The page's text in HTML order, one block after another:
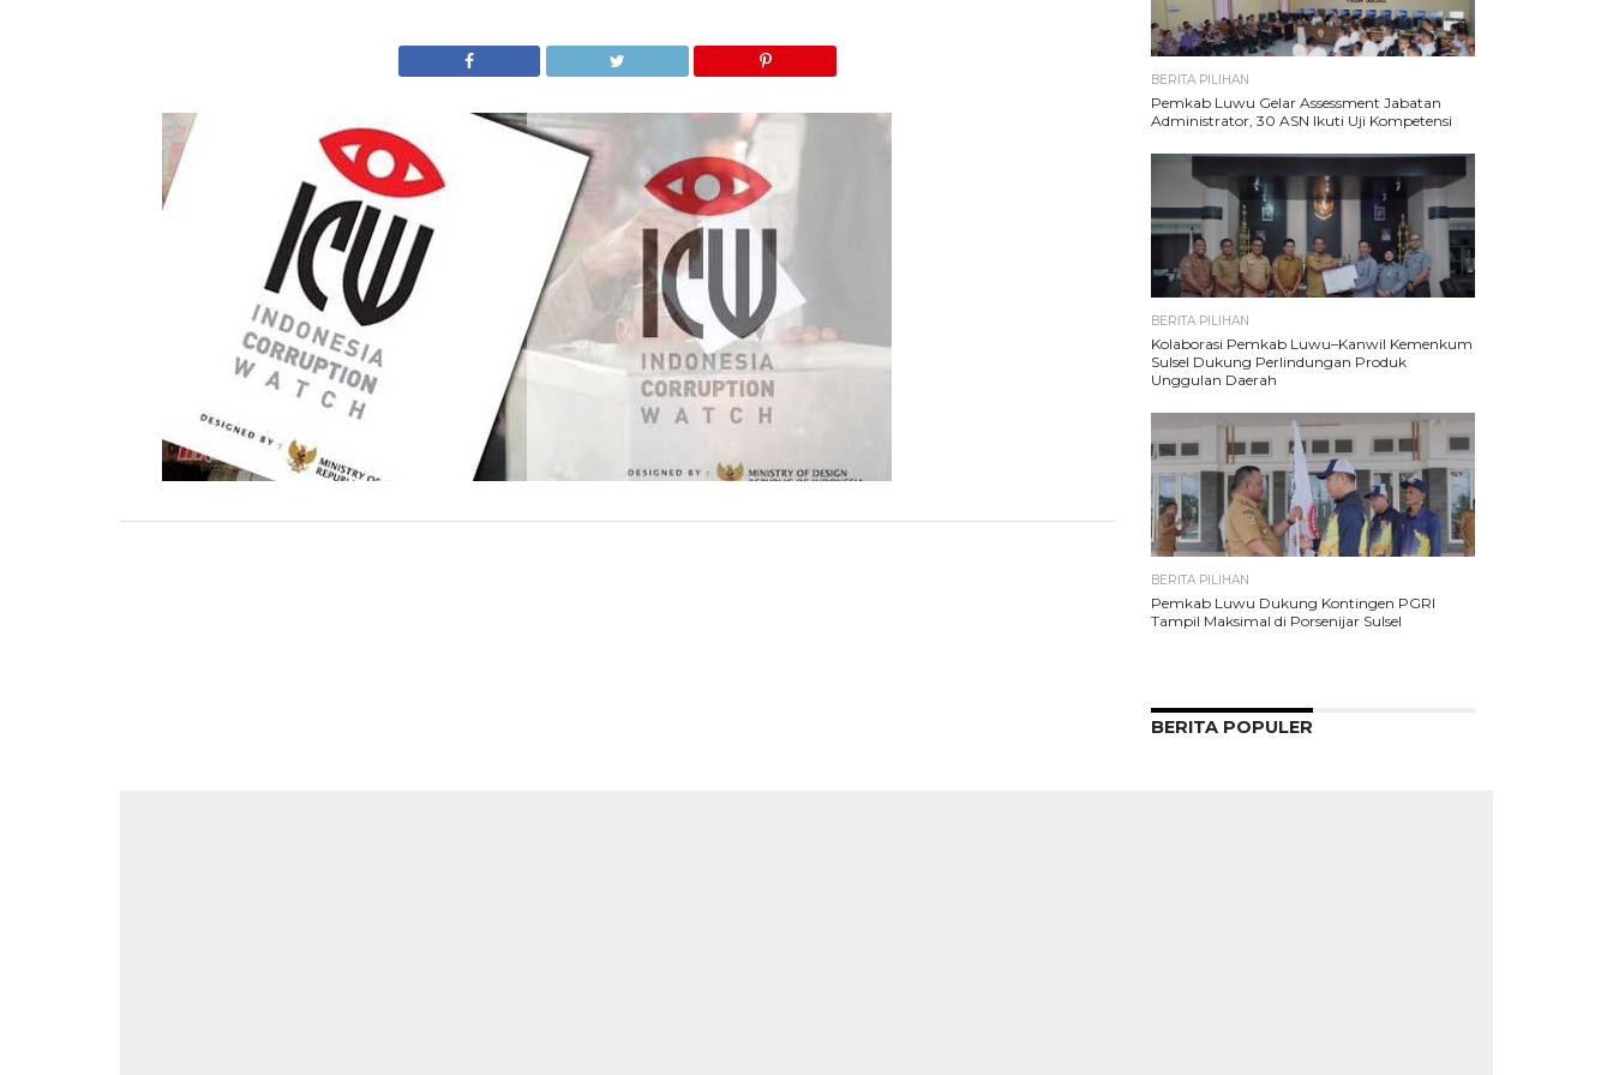
BERITA PILIHAN
Pemkab Luwu Gelar Assessment Jabatan
Administrator, 30 ASN Ikuti Uji Kompetensi
BERITA PILIHAN
Kolaborasi Pemkab Luwu–Kanwil Kemenkum
Sulsel Dukung Perlindungan Produk
Unggulan Daerah
BERITA PILIHAN
Pemkab Luwu Dukung Kontingen PGRI
Tampil Maksimal di Porsenijar Sulsel
BERITA POPULER